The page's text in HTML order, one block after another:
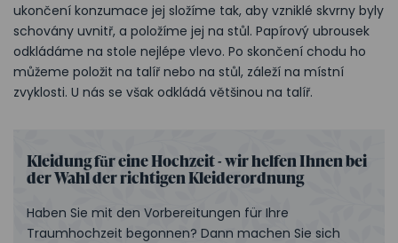
ukončení konzumace jej složíme tak, aby vzniklé skvrny byly
schovány uvnitř, a položíme jej na stůl. Papírový ubrousek
odkládáme na stole nejlépe vlevo. Po skončení chodu ho
můžeme položit na talíř nebo na stůl, záleží na místní
zvyklosti. U nás se však odkládá většinou na talíř.
Kleidung für eine Hochzeit - wir helfen Ihnen bei
der Wahl der richtigen Kleiderordnung
Haben Sie mit den Vorbereitungen für Ihre
Traumhochzeit begonnen? Dann machen Sie sich